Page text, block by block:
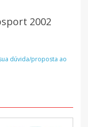
2002
dúvida/proposta ao